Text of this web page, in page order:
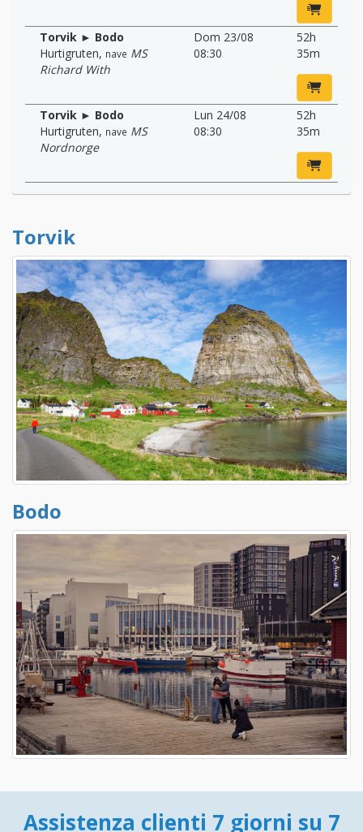
Torvik ► Bodo
Hurtigruten, nave MS
Richard With
Dom 23/08
08:30
52h
35m
Torvik ► Bodo
Hurtigruten, nave MS
Nordnorge
Lun 24/08
08:30
52h
35m
Torvik
Bodo
Assistenza clienti 7 giorni su 7